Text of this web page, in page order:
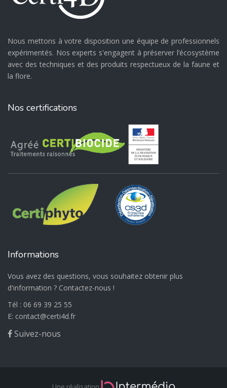
Nous mettons à votre disposition une équipe de professionnels
expérimentés. Nos experts s'engagent à préserver l’écosystème
avec des techniques et des produits respectueux de la faune et
la flore.
Nos certifications
Informations
Vous avez des questions, vous souhaitez obtenir plus
d'information ? Contactez-nous !
Tél : 06 69 39 25 55
E:
@
Suivez-nous